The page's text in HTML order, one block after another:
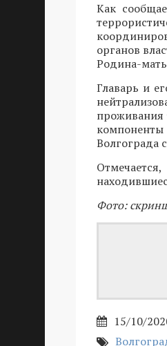
Как
органов
Родина-
Главарь и
проживания
Волгограда
Фото:
15/10/